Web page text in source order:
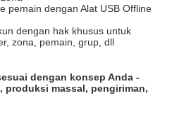
pemain dengan Alat USB Offline
dengan hak khusus untuk
zona, pemain, grup, dll
dengan konsep Anda -
produksi massal, pengiriman,